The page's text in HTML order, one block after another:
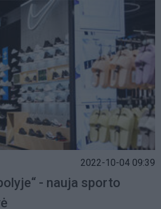
2022-10-04 09:39
- nauja sporto